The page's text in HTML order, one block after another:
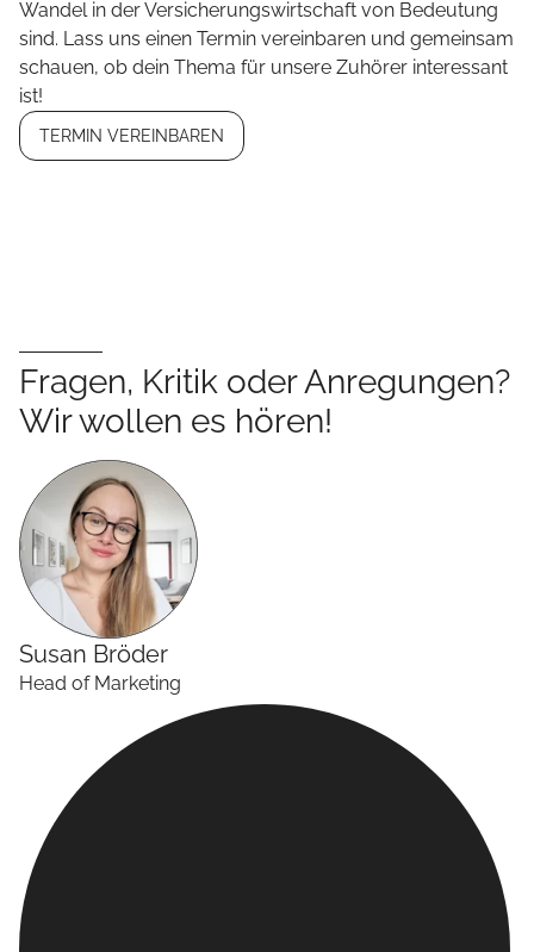
Wandel in der Versicherungswirtschaft von Bedeutung
sind. Lass uns einen Termin vereinbaren und gemeinsam
schauen, ob dein Thema für unsere Zuhörer interessant
ist!
TERMIN VEREINBAREN
Fragen, Kritik oder Anregungen?
Wir wollen es hören!
Susan Bröder
Head of Marketing